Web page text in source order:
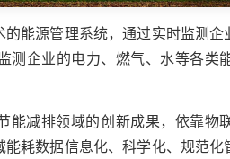
能源管理系统，通过实时监测
测企业的电力、燃气、水等各类
能减排领域的创新成果，依靠物
耗数据信息化、科学化、规范